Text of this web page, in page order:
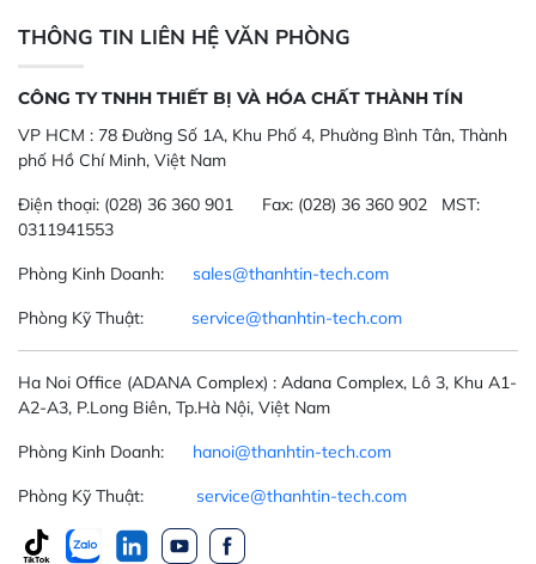
THÔNG TIN LIÊN HỆ VĂN PHÒNG
CÔNG TY TNHH THIẾT BỊ VÀ HÓA CHẤT THÀNH TÍN
VP HCM : 78 Đường Số 1A, Khu Phố 4, Phường Bình Tân, Thành
phố Hồ Chí Minh, Việt Nam
Điện thoại: (028) 36 360 901 Fax: (028) 36 360 902 MST:
0311941553
Phòng Kinh Doanh: sales@thanhtin-tech.com
Phòng Kỹ Thuật: service@thanhtin-tech.com
Ha Noi Office (ADANA Complex) : Adana Complex, Lô 3, Khu A1-
A2-A3, P.Long Biên, Tp.Hà Nội, Việt Nam
Phòng Kinh Doanh: hanoi@thanhtin-tech.com
Phòng Kỹ Thuật: service@thanhtin-tech.com